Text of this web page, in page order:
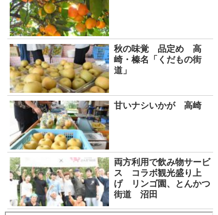
秋の味覚 品定め 高
崎・榛名「くだもの街
道」
甘いナシいかが 高崎
両方利用で飲み物サービ
ス コラボ観光盛り上
げ リンゴ園、とんかつ
街道 沼田